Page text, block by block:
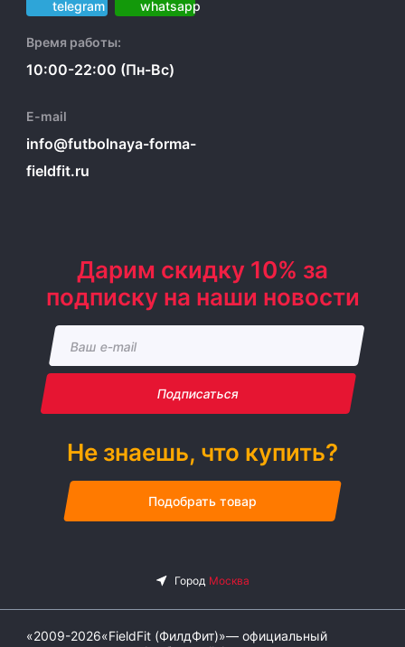
Время работы:
10:00-22:00 (Пн-Вс)
E-mail
info@futbolnaya-forma-
fieldfit.ru
Дарим скидку 10% за
подписку на наши новости
Подписаться
Не знаешь, что купить?
Подобрать товар
«2009-2026«FieldFit (ФилдФит)»— официальный